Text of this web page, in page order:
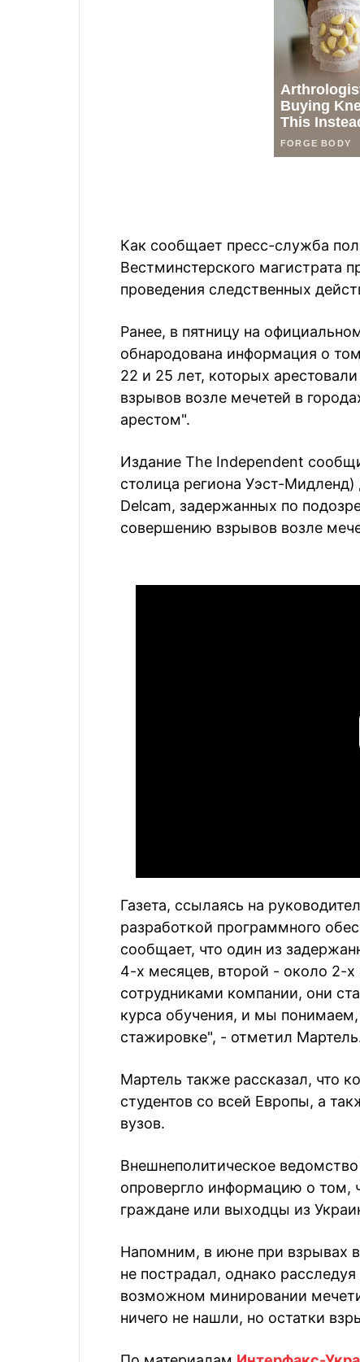
Как сообщает пресс-служба
Вестминстерского магистрата
проведения следственных
Ранее, в пятницу на
обнародована информация о
22 и 25 лет, которых
взрывов возле мечетей в
арестом".
Издание The Independent
столица региона Уэст-
Delcam, задержанных по
совершению взрывов возле
Газета, ссылаясь на
разработкой программного
сообщает, что один из
4-х месяцев, второй - около 2-
сотрудниками компании, они
курса обучения, и мы понимаем,
стажировке", - отметил
Мартель также рассказал, что
студентов со всей Европы, а
вузов.
Внешнеполитическое
опровергло информацию о том,
граждане или выходцы из
Напомним, в июне при взрывах
не пострадал, однако
возможном минировании
ничего не нашли, но остатки